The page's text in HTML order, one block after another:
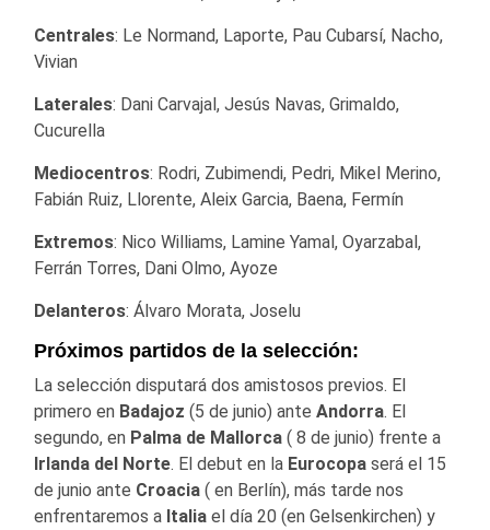
Centrales: Le Normand, Laporte, Pau Cubarsí, Nacho,
Vivian
Laterales: Dani Carvajal, Jesús Navas, Grimaldo,
Cucurella
Mediocentros: Rodri, Zubimendi, Pedri, Mikel Merino,
Fabián Ruiz, Llorente, Aleix Garcia, Baena, Fermín
Extremos: Nico Williams, Lamine Yamal, Oyarzabal,
Ferrán Torres, Dani Olmo, Ayoze
Delanteros: Álvaro Morata, Joselu
Próximos partidos de la selección:
La selección disputará dos amistosos previos. El
primero en Badajoz (5 de junio) ante Andorra. El
segundo, en Palma de Mallorca ( 8 de junio) frente a
Irlanda del Norte. El debut en la Eurocopa será el 15
de junio ante Croacia ( en Berlín), más tarde nos
enfrentaremos a Italia el día 20 (en Gelsenkirchen) y